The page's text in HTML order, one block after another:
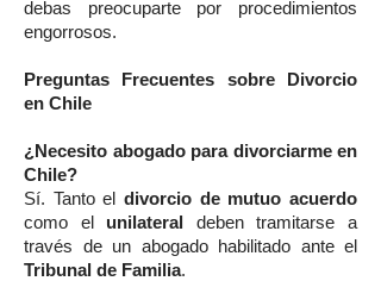
debas preocuparte por procedimientos
engorrosos.
Preguntas Frecuentes sobre Divorcio
en Chile
¿Necesito abogado para divorciarme en
Chile?
Sí. Tanto el divorcio de mutuo acuerdo
como el unilateral
deben tramitarse a
través de un abogado habilitado ante el
Tribunal de Familia.